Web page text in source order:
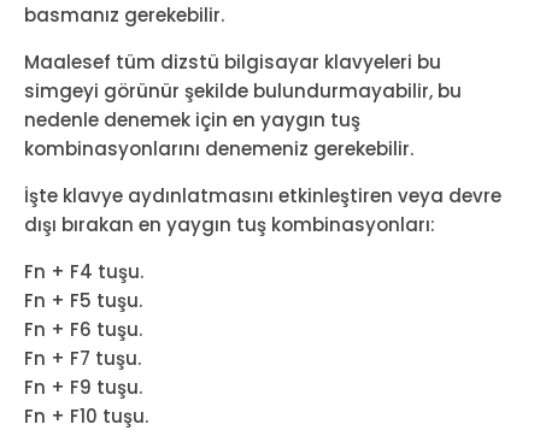
basmanız gerekebilir.
Maalesef tüm dizstü bilgisayar klavyeleri bu
simgeyi görünür şekilde bulundurmayabilir, bu
nedenle denemek için en yaygın tuş
kombinasyonlarını denemeniz gerekebilir.
İşte klavye aydınlatmasını etkinleştiren veya devre
dışı bırakan en yaygın tuş kombinasyonları:
Fn + F4 tuşu.
Fn + F5 tuşu.
Fn + F6 tuşu.
Fn + F7 tuşu.
Fn + F9 tuşu.
Fn + F10 tuşu.